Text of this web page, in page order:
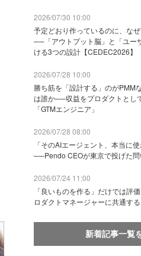
2026/07/30 10:00
予定どおり作っているのに、な
──「アウトプット脳」と「ユー
ける3つの設計【CEDEC2026】
2026/07/28 10:00
勝ち筋を「設計する」のがPMM
は誰か──収益をプロダクトとし
「GTMエンジニア」
2026/07/28 08:00
「そのAIエージェント、本当に
──Pendo CEOが東京で投げた
2026/07/24 11:00
「良いものを作る」だけでは評
ロダクトマネージャーに共通す
新着記事一覧